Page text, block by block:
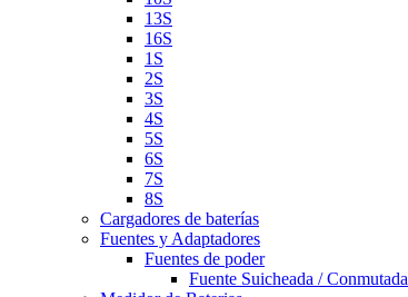
13S
16S
1S
2S
3S
4S
5S
6S
7S
8S
Cargadores de baterías
Fuentes y Adaptadores
Fuentes de poder
Fuente Suicheada / Conmutada